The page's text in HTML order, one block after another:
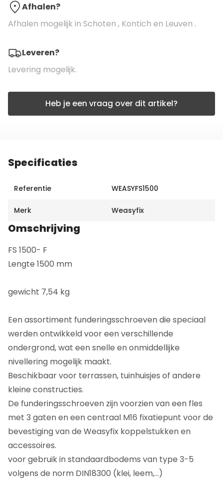
Afhalen?
Afhalen mogelijk in Schoten , Kontich en Leuven .
Leveren?
Levering mogelijk.
Heb je een vraag over dit artikel?
Specificaties
Referentie WEASYFS1500
Merk Weasyfix
Omschrijving
FS 1500- F
Lengte 1500 mm
gewicht 7,54 kg
Een assortiment funderingsschroeven die speciaal
werden ontwikkeld voor een verschillende
ondergrond, wat een snelle en onmiddellijke
nivellering mogelijk maakt.
Beschikbaar voor terrassen, tuinhuisjes of andere
kleine constructies.
De funderingsschroeven zijn voorzien van een fles
met 3 gaten en een centraal M16 fixatiepunt voor de
bevestiging van de Weasyfix koppelstukken en
accessoires.
voor gebruik in standaardbodems van type 3-5
volgens de norm DIN18300 (klei, leem,...)